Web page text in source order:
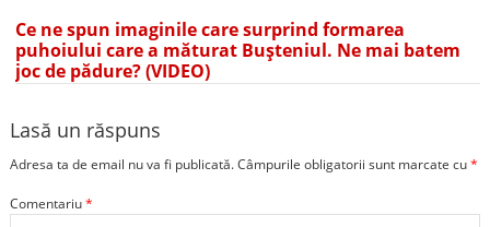
Ce ne spun imaginile care surprind formarea
puhoiului care a măturat Bușteniul. Ne mai batem
joc de pădure? (VIDEO)
Lasă un răspuns
Adresa ta de email nu va fi publicată.Câmpurile obligatorii sunt marcate cu*
Comentariu*